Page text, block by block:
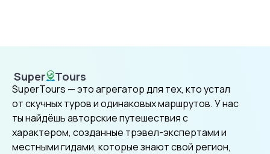
хранящие атмосферу Великого
Super Tours
SuperTours
SuperTours — это агрегатор для тех, кто устал
от скучных туров и одинаковых маршрутов. У нас
ты найдёшь авторские путешествия с
характером, созданные трэвел-экспертами и
местными гидами, которые знают свой регион,